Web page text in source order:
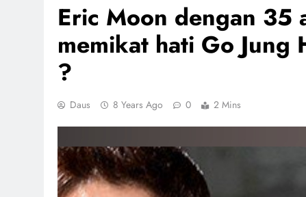
Eric Moon dengan 35
memikat hati Go Jung
?
Daus 8 Years Ago 0 2 Mins